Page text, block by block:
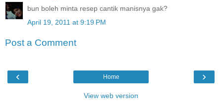
bun boleh minta resep cantik manisnya gak?
April 19, 2011 at 9:19 PM
Post a Comment
‹ ›
Home
View web version